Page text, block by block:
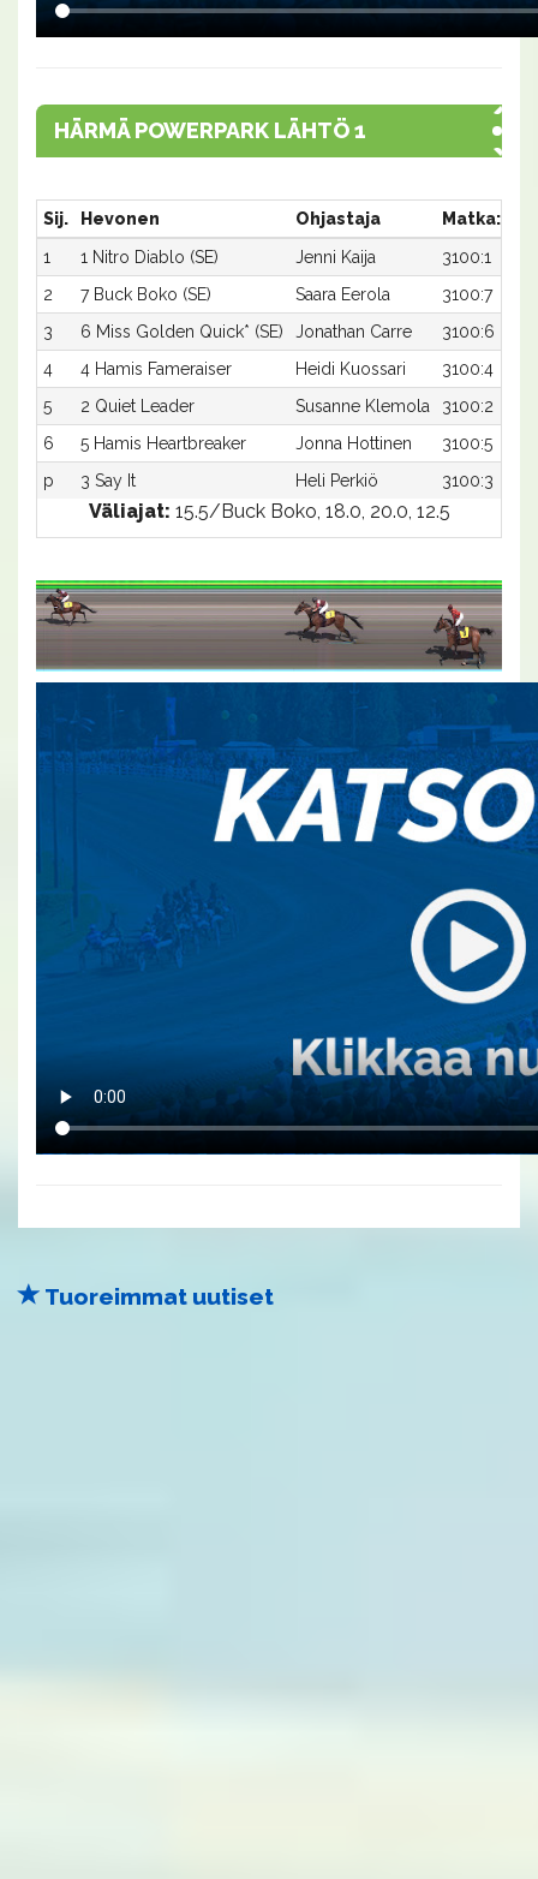
HÄRMÄ POWERPARK LÄHTÖ 1
Sij. Hevonen Ohjastaja
1
1 Nitro Diablo (SE) Jenni Kaija
3100:1
2
7 Buck Boko (SE) Saara Eerola
3100:7
3
6 Miss Golden Quick* (SE) Jonathan Carre
3100:6
4
4 Hamis Fameraiser Heidi Kuossari
3100:4
5
2 Quiet Leader Susanne Klemola
3100:2
6
5 Hamis Heartbreaker Jonna Hottinen
3100:5
p
3 Say It Heli Perkiö 3100:3
Väliajat: 15.5/Buck Boko, 18.0, 20.0, 12.5
Tuoreimmat uutiset